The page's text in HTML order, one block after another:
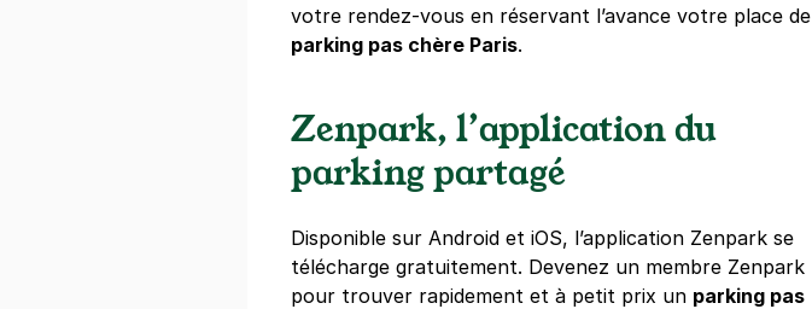
25 €/jour ,89 €/semaine(tarifs dégressifs)
+ Abonnements disponibles
21 rue Duris
75020Paris
4,6(1346 avis)
votre rendez-vous en réservant l’avance votre place de
parking pas chère Paris.
Zenpark, l’application du
parking partagé
Disponible sur Android et iOS, l’application Zenpark se
télécharge gratuitement. Devenez un membre Zenpark
pour trouver rapidement et à petit prix un parking pas